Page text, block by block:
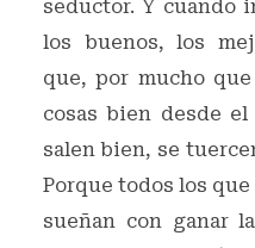
seductor. Y cuando
los buenos, los
que, por mucho
cosas bien desde
salen bien, se
Porque todos los
sueñan con ganar